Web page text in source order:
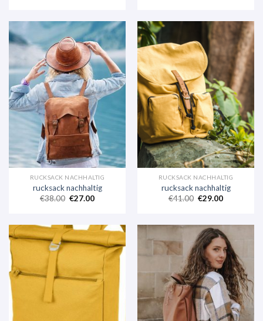
RUCKSACK NACHHALTIG
rucksack nachhaltig
€38.00 €27.00
RUCKSACK NACHHALTIG
rucksack nachhaltig
€41.00 €29.00